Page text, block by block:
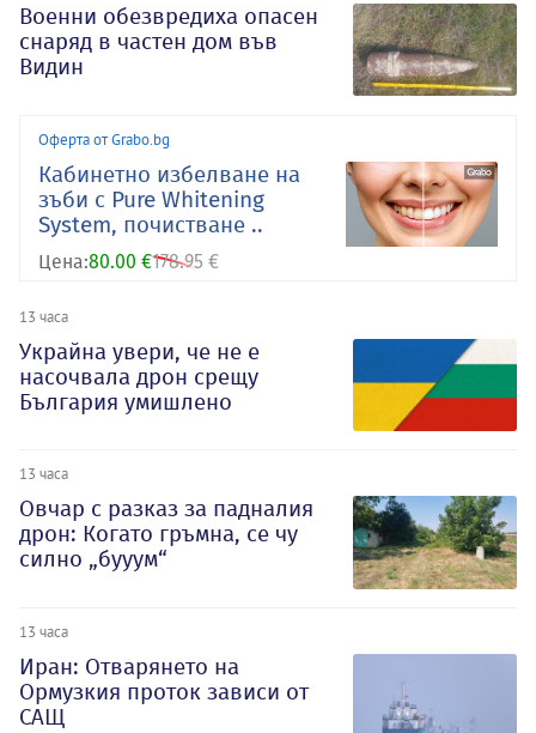
Военни обезвредиха опасен
снаряд в частен дом във
Видин
Оферта от Grabo.bg
Кабинетно избелване на
зъби с Pure Whitening
System, почистване ..
Цена:80.00 €178.95 €
13 часа
Украйна увери, че не е
насочвала дрон срещу
България умишлено
13 часа
Овчар с разказ за падналия
дрон: Когато гръмна, се чу
силно „бууум“
13 часа
Иран: Отварянето на
Ормузкия проток зависи от
САЩ